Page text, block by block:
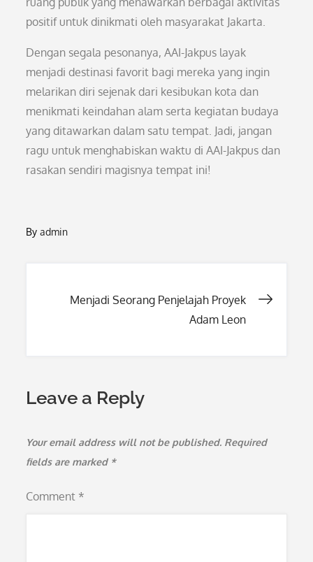
positif untuk dinikmati oleh masyarakat Jakarta.
Dengan segala pesonanya, AAI-Jakpus layak
menjadi destinasi favorit bagi mereka yang ingin
melarikan diri sejenak dari kesibukan kota dan
menikmati keindahan alam serta kegiatan budaya
yang ditawarkan dalam satu tempat. Jadi, jangan
ragu untuk menghabiskan waktu di AAI-Jakpus dan
rasakan sendiri magisnya tempat ini!
Byadmin
Post
Menjadi Seorang Penjelajah Proyek
Adam Leon
Leave a Reply
Your email address will not be published. Required
fields are marked *
Comment *